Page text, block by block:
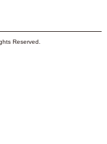
Reserved.